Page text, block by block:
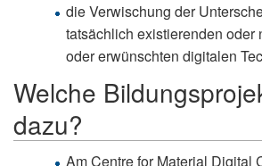
die Verwischung der
tatsächlich existierenden oder
oder erwünschten digitalen
Welche
dazu?
Am Centre for Material Digital